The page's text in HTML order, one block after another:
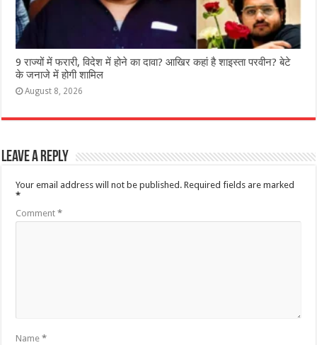
9 राज्‍यों में फरारी, व‍िदेश में होने का दावा? आख‍िर कहां है शाइस्‍ता परवीन? बेटे
के जनाजे में होगी शामिल
August 8, 2026
Leave a Reply
Your email address will not be published. Required fields are marked
*
Comment*
Name*